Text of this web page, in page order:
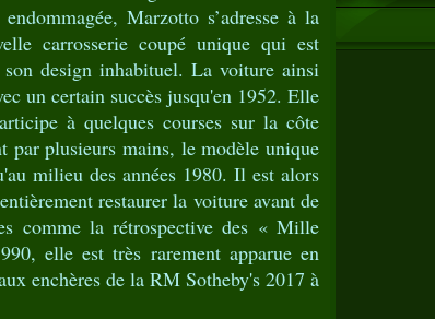
Marzotto s’adresse à la
carrosserie coupé unique qui est
design inhabituel. La voiture ainsi
un certain succès jusqu'en 1952. Elle
à quelques courses sur la côte
par plusieurs mains, le modèle unique
milieu des années 1980. Il est alors
restaurer la voiture avant de
comme la rétrospective des « Mille
elle est très rarement apparue en
enchères de la RM Sotheby's 2017 à